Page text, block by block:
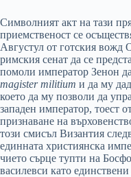
Символният акт на тази
приемственост се
Августул от готския вожд
римския сенат да се
помоли император Зенон
magister militium и да му
което да му позволи да
западен император, тоест
признаване на
този смисъл Византия
единната християнска
чието сърце тупти на
василевси като